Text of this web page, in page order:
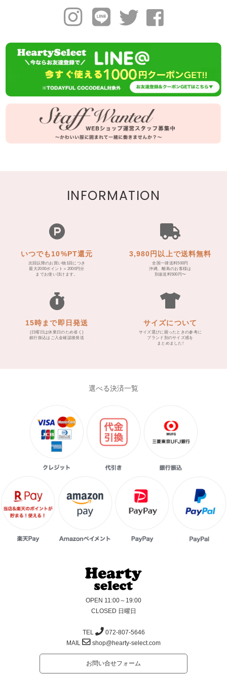
INFORMATION
いつでも10%PT還元
次回以降のお買い物1回につき
最大2000ポイント＝2000円分
までお使い頂けます。
3,980円以上で送料無料
全国一律送料500円
沖縄、離島のお客様は
別途送料500円〜
15時まで即日発送
(日曜日は休業日のため省く)
銀行振込はご入金確認後発送
サイズについて
サイズ選びに困ったときの参考に
ブランド別のサイズ感を
まとめました!
選べる決済一覧
OPEN 11:00～19:00
CLOSED 日曜日
TEL
072-807-5646
MAIL
shop@hearty-select.com
お問い合せフォーム